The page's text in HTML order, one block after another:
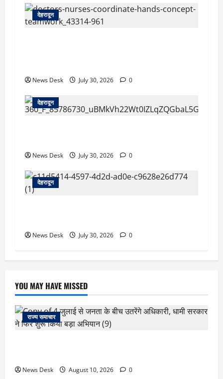
देहरादून
News Desk July 30, 2026 0
देहरादून
News Desk July 30, 2026 0
देहरादून
News Desk July 30, 2026 0
YOU MAY HAVE MISSED
राज्य समाचार
News Desk August 10, 2026
0